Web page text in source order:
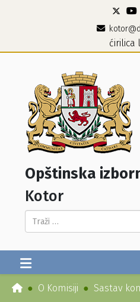
ćirilica
Opštinska
Kotor
Pretraga...
O Komisiji Sastav